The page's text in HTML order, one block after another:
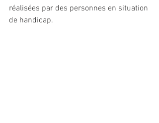
réalisées par des personnes en situation
de handicap.